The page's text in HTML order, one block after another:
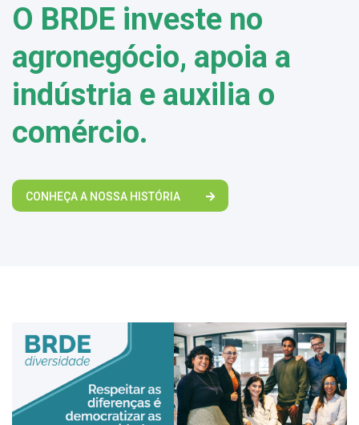
O BRDE investe no
agronegócio, apoia a
indústria e auxilia o
comércio.
CONHEÇA A NOSSA HISTÓRIA